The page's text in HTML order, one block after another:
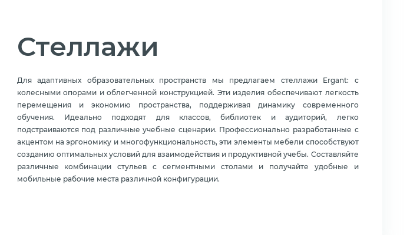
Стеллажи
Для адаптивных образовательных пространств мы предлагаем стеллажи Ergant: с
колесными опорами и облегченной конструкцией. Эти изделия обеспечивают легкость
перемещения и экономию пространства, поддерживая динамику современного
обучения. Идеально подходят для классов, библиотек и аудиторий, легко
подстраиваются под различные учебные сценарии. Профессионально разработанные с
акцентом на эргономику и многофункциональность, эти элементы мебели способствуют
созданию оптимальных условий для взаимодействия и продуктивной учебы. Составляйте
различные комбинации стульев с сегментными столами и получайте удобные и
мобильные рабочие места различной конфигурации.